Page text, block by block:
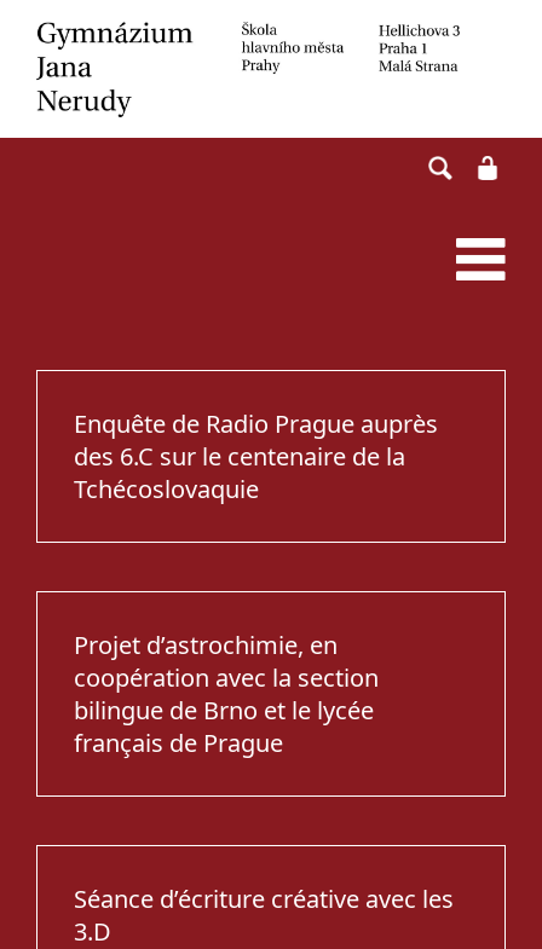
content
Enquête de Radio Prague auprès
des 6.C sur le centenaire de la
Tchécoslovaquie
Projet d’astrochimie, en
coopération avec la section
bilingue de Brno et le lycée
français de Prague
Séance d’écriture créative avec les
3.D